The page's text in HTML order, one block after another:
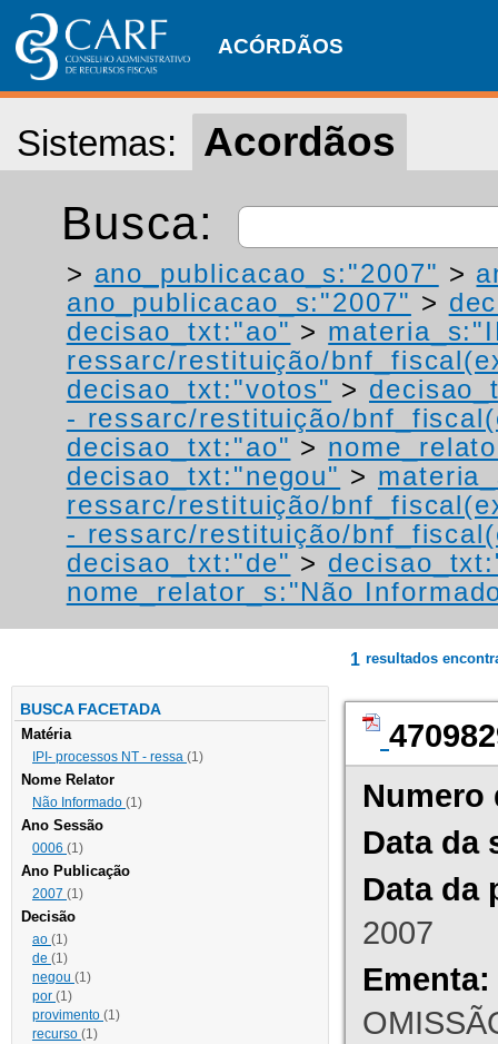
ACÓRDÃOS
Sistemas: Acordãos
Busca:
> ano_publicacao_s:"2007" >
ano_publicacao_s:"2007" >
decisao_txt:"ao" >
ressarc/restituição/
decisao_txt:"votos" >
- ressarc/restituição/
decisao_txt:"ao" >
decisao_txt:"negou" >
ressarc/restituição/
- ressarc/restituição/
decisao_txt:"de" >
nome_relator_s:"Não
BUSCA FACETADA
Matéria
IPI- processos NT - ressa (1)
Nome Relator
Não Informado (1)
Ano Sessão
0006 (1)
Ano Publicação
2007 (1)
Decisão
ao (1)
de (1)
negou (1)
por (1)
provimento (1)
recurso (1)
1 resultados
Numero
Data da
Data da
2007
Ementa: